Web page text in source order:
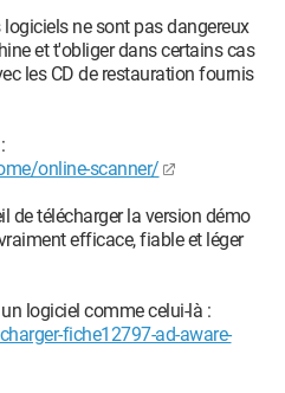
ne sont pas dangereux
et t'obliger dans certains cas
les CD de restauration fournis
online-scanner/
de télécharger la version démo
efficace, fiable et léger
logiciel comme celui-là :
fiche12797-ad-aware-